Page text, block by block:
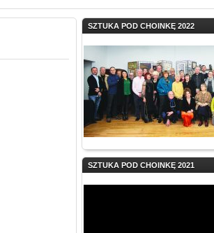
SZTUKA POD CHOINKĘ 2022
SZTUKA POD CHOINKĘ 2021